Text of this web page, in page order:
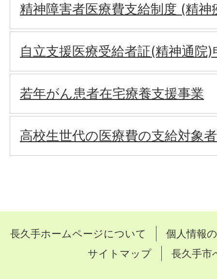
精神障害者医療費支給制度 (精神
自立支援医療受給者証(精神通院)
若年がん患者在宅療養支援事業
高校生世代の医療費の支給対象
長久手ホームページについて
個人情報
サイトマップ
長久手市